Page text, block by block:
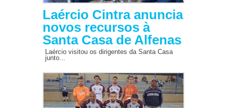
Laércio Cintra anuncia
novos recursos à
Santa Casa de Alfenas
Laércio visitou os dirigentes da Santa Casa
junto...